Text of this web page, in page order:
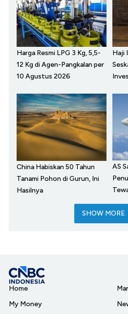
Harga Resmi LPG 3 Kg, 5,5-
12 Kg di Agen-Pangkalan per
10 Agustus 2026
Haji
China Habiskan 50 Tahun
Tanami Pohon di Gurun, Ini
Hasilnya
AS
SHOW MORE
Home
My Money